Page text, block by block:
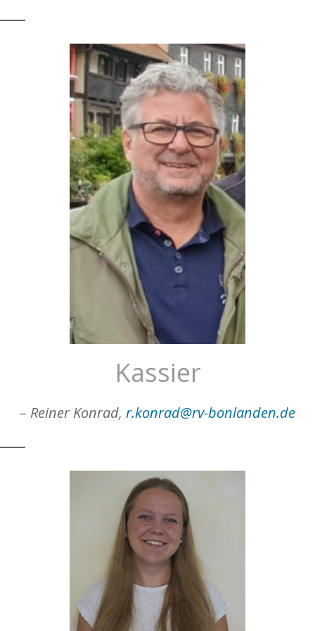
Kassier
– Reiner Konrad, r.konrad@rv-bonlanden.de